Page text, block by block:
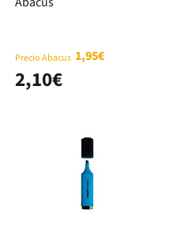
Precio Abacus 1,95€
2,10€